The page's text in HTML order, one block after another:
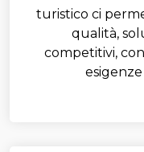
turistico ci
qualità,
competitivi,